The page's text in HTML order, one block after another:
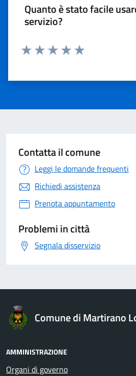
Quanto è stato facile
servizio?
Contatta il comune
Leggi le domande frequenti
Richiedi assistenza
Prenota appuntamento
Problemi in città
Segnala disservizio
Comune di Martirano
AMMINISTRAZIONE
Organi di governo